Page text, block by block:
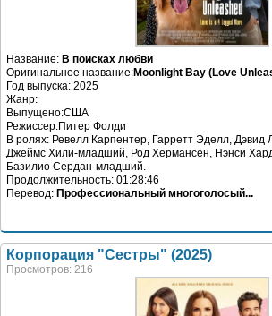
Название: В поисках любви
Оригинальное название:Moonlight Bay (Love
Год выпуска: 2025
Жанр:
Выпущено:США
Режиссер:Питер Фолди
В ролях: Ревелл Карпентер, Гарретт Эделл, Дэвид
Джеймс Хили-младший, Род Хермансен, Нэнси
Базилио Сердан-младший.
Продолжительность: 01:28:46
Перевод: Профессиональный многоголосый...
Корпорация "Сестры" (2025)
Просмотров: 216